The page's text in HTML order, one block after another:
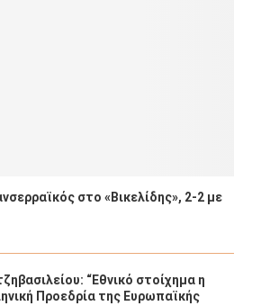
στο «Βικελίδης», 2-2 με
“Εθνικό στοίχημα η
Προεδρία της Ευρωπαϊκής